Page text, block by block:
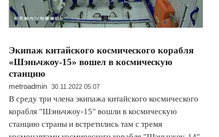
Экипаж китайского космического корабля
«Шэньчжоу-15» вошел в космическую
станцию
metroadmin 30.11.2022 05:07
В среду три члена экипажа китайского космического
корабля "Шэньчжоу-15" вошли в космическую
станцию страны и встретились там с тремя